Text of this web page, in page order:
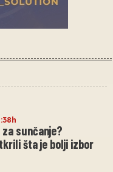
sunčanje?
šta je bolji izbor